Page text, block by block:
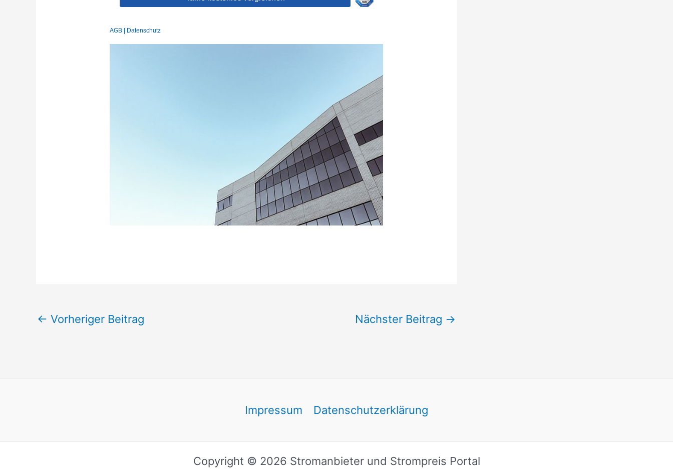
← Vorheriger Beitrag Nächster Beitrag →
Impressum Datenschutzerklärung
Copyright © 2026 Stromanbieter und Strompreis Portal